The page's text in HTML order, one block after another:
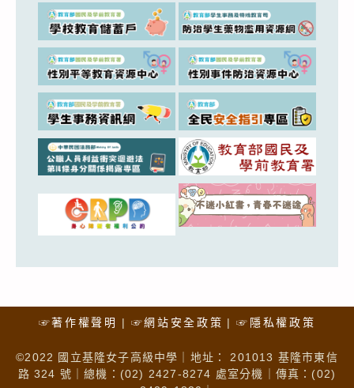
☞著作權聲明 ☞網站安全政策 ☞隱私權政策
©2022 國立基隆女子高級中學｜地址： 201013 基隆市東信
路 324 號｜總機：(02) 2427-8274 處室分機｜傳真：(02)